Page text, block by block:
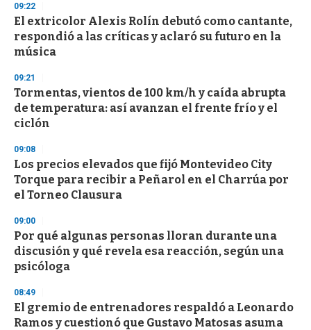
d
s
o
f
3
s
e
c
o
n
09:22
El extricolor Alexis Rolín debutó como cantante,
respondió a las críticas y aclaró su futuro en la
música
09:21
Tormentas, vientos de 100 km/h y caída abrupta
de temperatura: así avanzan el frente frío y el
ciclón
09:08
Los precios elevados que fijó Montevideo City
Torque para recibir a Peñarol en el Charrúa por
el Torneo Clausura
09:00
Por qué algunas personas lloran durante una
discusión y qué revela esa reacción, según una
psicóloga
08:49
El gremio de entrenadores respaldó a Leonardo
Ramos y cuestionó que Gustavo Matosas asuma